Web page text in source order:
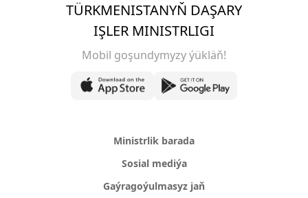
TÜRKMENISTANYŇ DAŞARY
IŞLER MINISTRLIGI
Mobil goşundymyzy ýükläň!
Ministrlik barada
Sosial mediýa
Gaýragoýulmasyz jaň